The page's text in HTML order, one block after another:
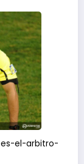
el-arbitro-